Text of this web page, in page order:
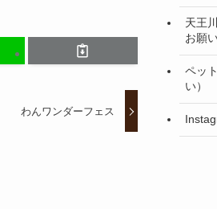
わんワンダーフェス
天王
お願
ペッ
い）